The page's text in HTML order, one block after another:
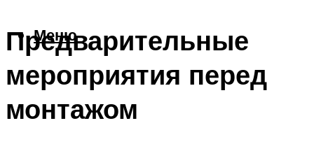
Меню
Предварительные
мероприятия перед
монтажом